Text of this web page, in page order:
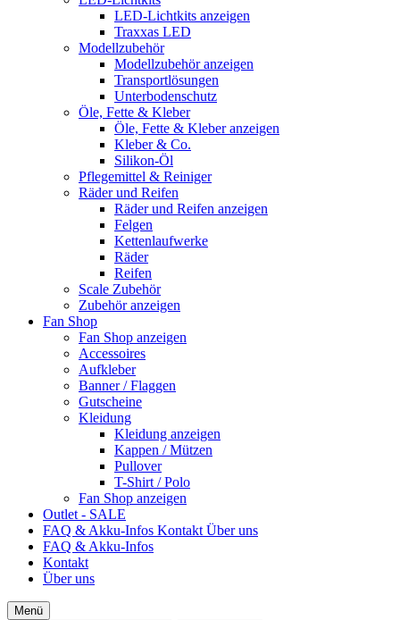
LED-Lichtkits anzeigen
Traxxas LED
Modellzubehör
Modellzubehör anzeigen
Transportlösungen
Unterbodenschutz
Öle, Fette & Kleber
Öle, Fette & Kleber anzeigen
Kleber & Co.
Silikon-Öl
Pflegemittel & Reiniger
Räder und Reifen
Räder und Reifen anzeigen
Felgen
Kettenlaufwerke
Räder
Reifen
Scale Zubehör
Zubehör anzeigen
Fan Shop
Fan Shop anzeigen
Accessoires
Aufkleber
Banner / Flaggen
Gutscheine
Kleidung
Kleidung anzeigen
Kappen / Mützen
Pullover
T-Shirt / Polo
Fan Shop anzeigen
Outlet - SALE
FAQ & Akku-Infos Kontakt Über uns
FAQ & Akku-Infos
Kontakt
Über uns
Menü